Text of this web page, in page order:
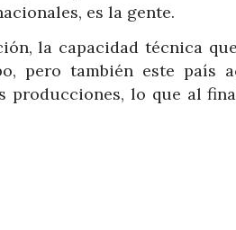
es la gente.
la capacidad técnica
pero también este país
producciones, lo que al